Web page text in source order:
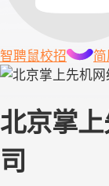
智聘鼠校招
北京掌
司